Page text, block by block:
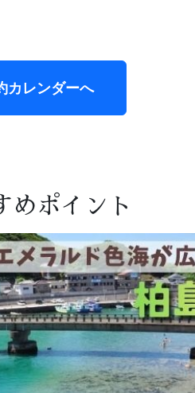
カレンダーへ
めポイント